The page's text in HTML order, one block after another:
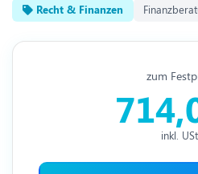
Recht & Finanzen
zum
inkl. USt.